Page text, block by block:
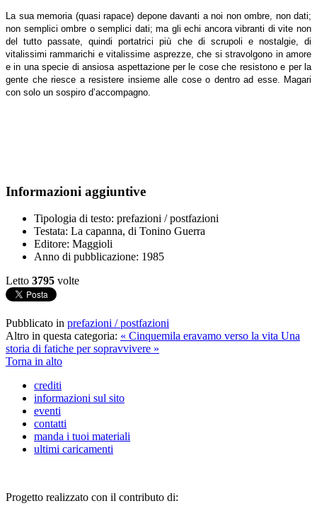
La sua memoria (quasi rapace) depone davanti a noi non ombre, non dati;
non semplici ombre o semplici dati; ma gli echi ancora vibranti di vite non
del tutto passate, quindi portatrici più che di scrupoli e nostalgie, di
vitalissimi rammarichi e vitalissime asprezze, che si stravolgono in amore
e in una specie di ansiosa aspettazione per le cose che resistono e per la
gente che riesce a resistere insieme alle cose o dentro ad esse. Magari
con solo un sospiro d’accompagno.
Informazioni aggiuntive
Tipologia di testo: prefazioni / postfazioni
Testata: La capanna, di Tonino Guerra
Editore: Maggioli
Anno di pubblicazione: 1985
Letto 3795 volte
Pubblicato in prefazioni / postfazioni
Altro in questa categoria: « Cinquemila eravamo verso la vita Una
storia di fatiche per sopravvivere »
Torna in alto
crediti
informazioni sul sito
eventi
contatti
manda i tuoi materiali
ultimi caricamenti
Progetto realizzato con il contributo di: